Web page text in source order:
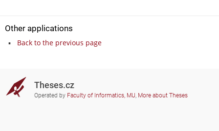
Other applications
Back to the previous page
Theses.cz
Operated by Faculty of Informatics, MU, More about Theses